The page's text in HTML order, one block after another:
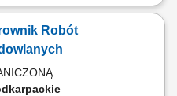
zgodnie z dokumentacją
i nadzorowanie zespołu
terminowości oraz postępu robót
Robót